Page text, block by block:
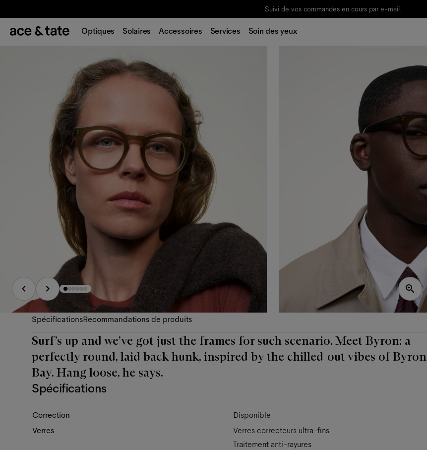
Suivi de vos commandes en cours par e-mail.
Optiques Solaires Accessoires Services Soin des yeux
SpécificationsRecommandations de produits
Surf’s up and we’ve got just the frames for such scenario. Meet Byron: a
perfectly round, laid back hunk, inspired by the chilled-out vibes of Byron
Bay. Hang loose, he says.
Spécifications
Correction
Disponible
Verres
Verres correcteurs ultra-fins
Traitement anti-rayures